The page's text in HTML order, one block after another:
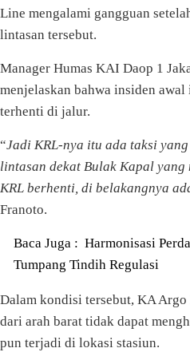
Line mengalami gangguan
lintasan tersebut.
Manager Humas KAI Daop 1
menjelaskan bahwa insiden
terhenti di jalur.
“Jadi KRL-nya itu ada taksi
lintasan dekat Bulak Kapal yang
KRL berhenti, di belakangnya
Franoto.
Baca Juga : Harmonisasi
Tumpang Tindih Regulasi
Dalam kondisi tersebut, KA
dari arah barat tidak dapat
pun terjadi di lokasi stasiun.